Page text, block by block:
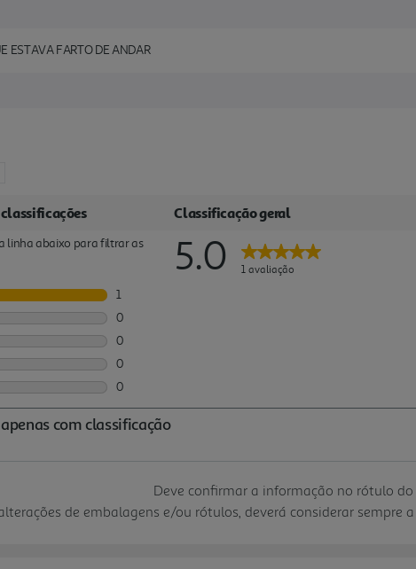
ESTAVA FARTO DE ANDAR
Deve confirmar a informação no rótulo do
de embalagens e/ou rótulos, deverá considerar sempre